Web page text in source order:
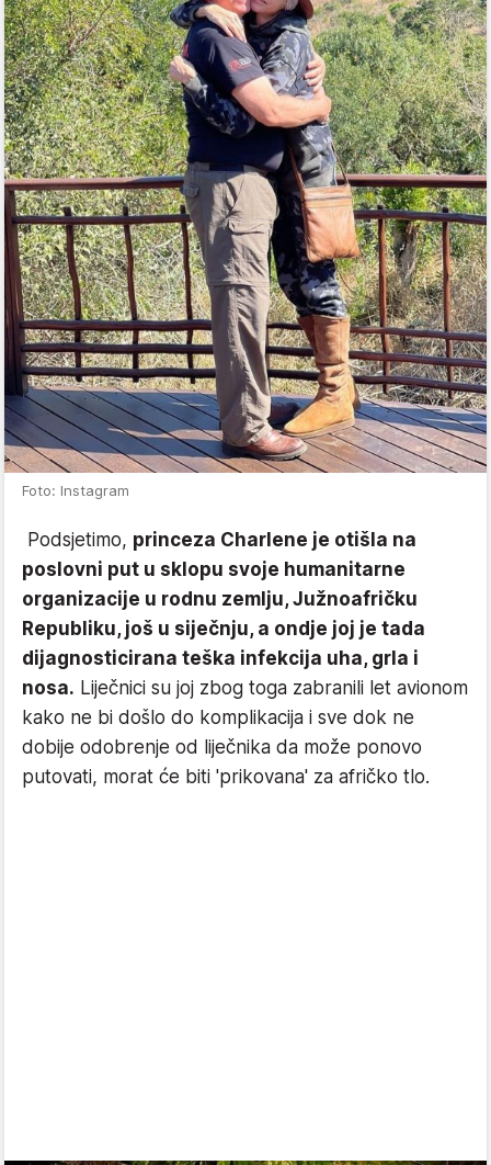
Foto: Instagram
Podsjetimo, princeza Charlene je otišla na
poslovni put u sklopu svoje humanitarne
organizacije u rodnu zemlju, Južnoafričku
Republiku, još u siječnju, a ondje joj je tada
dijagnosticirana teška infekcija uha, grla i
nosa. Liječnici su joj zbog toga zabranili let avionom
kako ne bi došlo do komplikacija i sve dok ne
dobije odobrenje od liječnika da može ponovo
putovati, morat će biti 'prikovana' za afričko tlo.